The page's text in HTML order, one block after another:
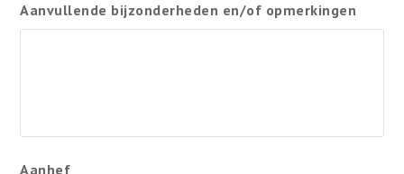
Aanvullende bijzonderheden en/of opmerkingen
Aanhef